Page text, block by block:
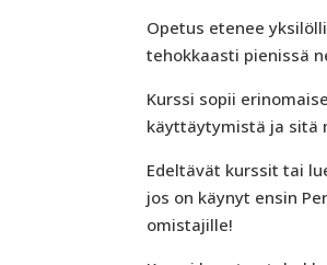
Opetus etenee
tehokkaasti pienissä
Kurssi sopii
käyttäytymistä ja sitä
Edeltävät kurssit tai
jos on käynyt ensin
omistajille!